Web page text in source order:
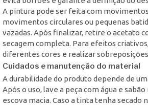
A pintura pode ser feita com
movimentos circulares ou pequenas
vazadas. Após finalizar, retire o acetato
secagem completa. Para efeitos
diferentes cores e realizar sobreposições
Cuidados e manutenção do material
A durabilidade do produto depende de
Após o uso, lave a peça com água e
escova macia. Caso a tinta tenha secado